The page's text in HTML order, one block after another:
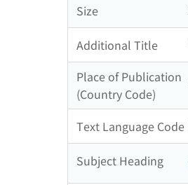
Size
Additional Title
Place of Publication
(Country Code)
Text Language Code
Subject Heading